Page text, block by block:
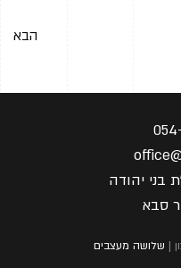
הבא
| שלושה מעצבים